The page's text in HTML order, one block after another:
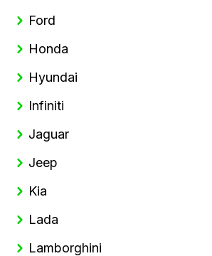
Ford
Honda
Hyundai
Infiniti
Jaguar
Jeep
Kia
Lada
Lamborghini